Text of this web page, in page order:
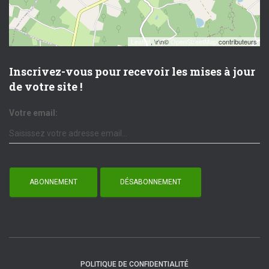
Leaflet, \r\n©OpenStreetMap contributeurs
Inscrivez-vous pour recevoir les mises à jour
de votre site !
Votre email:
POLITIQUE DE CONFIDENTIALITÉ